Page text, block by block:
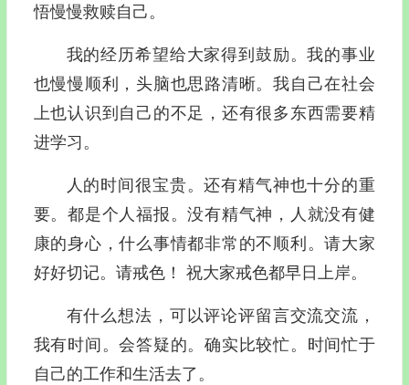
悟慢慢救赎自己。
我的经历希望给大家得到鼓励。我的事业
也慢慢顺利，头脑也思路清晰。我自己在社会
上也认识到自己的不足，还有很多东西需要精
进学习。
人的时间很宝贵。还有精气神也十分的重
要。都是个人福报。没有精气神，人就没有健
康的身心，什么事情都非常的不顺利。请大家
好好切记。请戒色！ 祝大家戒色都早日上岸。
有什么想法，可以评论评留言交流交流，
我有时间。会答疑的。确实比较忙。时间忙于
自己的工作和生活去了。